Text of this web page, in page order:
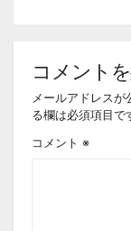
コメント
メールアドレスが
る欄は必須項目で
コメント ※